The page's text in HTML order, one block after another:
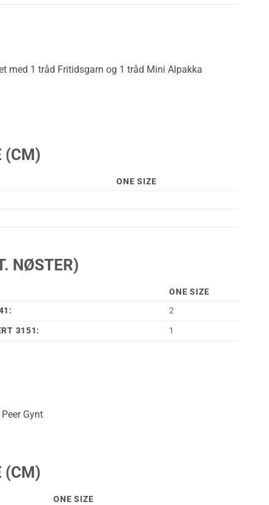
med 1 tråd Fritidsgarn og 1 tråd Mini Alpakka
(CM)
ONE SIZE
NØSTER)
ONE SIZE
2
3151:
1
Gynt
(CM)
ONE SIZE